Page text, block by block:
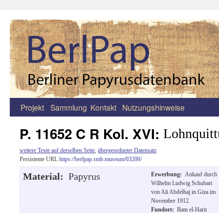
Zum
Projekt Sammlung Kontakt Nutzungshinweise
P. 11652 C R Kol. XVI:
weitere Texte auf derselben Seite übergeordneter Datensatz
Persistente URL https://berlpap.smb.museum/03200/
Material: Papyrus Erwerbung: Ankauf durch
Wilhelm Ludwig Schubart
von Ali Abdelhaj in Giza im
November 1912.
Fundort: Batn el-Harit